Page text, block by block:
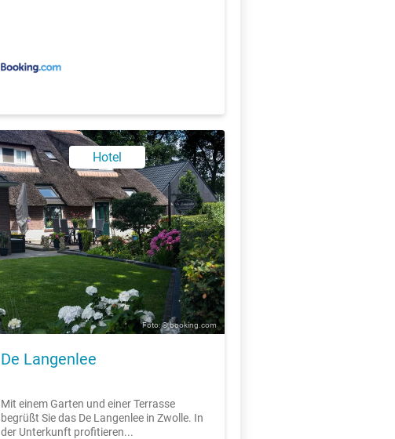
Hotel
Foto: © booking.com
De Langenlee
Mit einem Garten und einer Terrasse
begrüßt Sie das De Langenlee in Zwolle. In
der Unterkunft profitieren...